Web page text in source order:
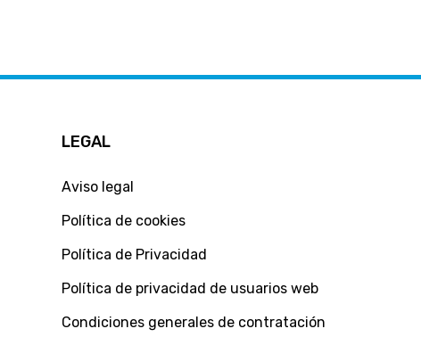
LEGAL
Aviso legal
Política de cookies
Política de Privacidad
Política de privacidad de usuarios web
Condiciones generales de contratación